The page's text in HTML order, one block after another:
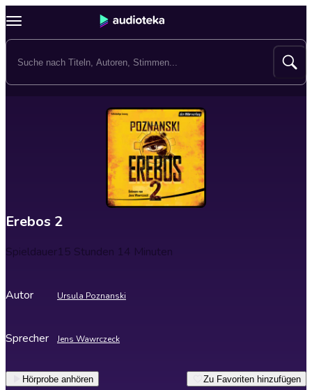
Erebos 2
Spieldauer15 Stunden 14 Minuten
Autor Ursula Poznanski
Sprecher Jens Wawrczeck
Hörprobe anhören Zu Favoriten hinzufügen